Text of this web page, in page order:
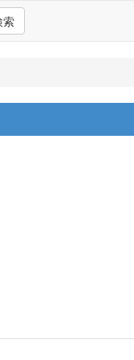
索